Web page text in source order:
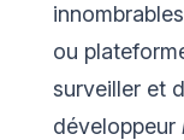
ou
surveiller et
développeur